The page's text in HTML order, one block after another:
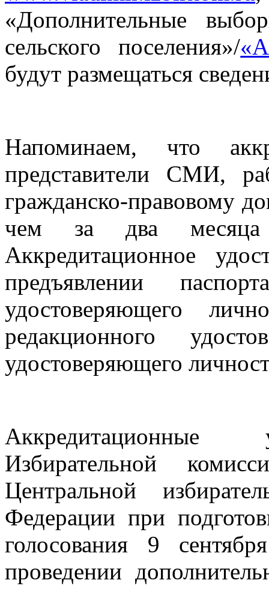
«Дополнительные
сельского поселения»/
будут размещаться
Напоминаем, что
представители СМИ,
гражданско-правовому
чем за два месяца
Аккредитационное
предъявлении
удостоверяющего
редакционного
удостоверяющего
Аккредитационные
Избирательной
Центральной
Федерации при
голосования 9
проведении